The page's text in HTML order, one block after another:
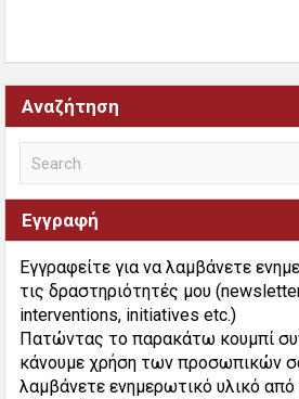
Αναζήτηση
Εγγραφή
Εγγραφείτε για να λαμβάνετε
τις δραστηριότητές μου
interventions, initiatives etc.)
Πατώντας το παρακάτω κουμπί
κάνουμε χρήση των προσωπικών
λαμβάνετε ενημερωτικό υλικό